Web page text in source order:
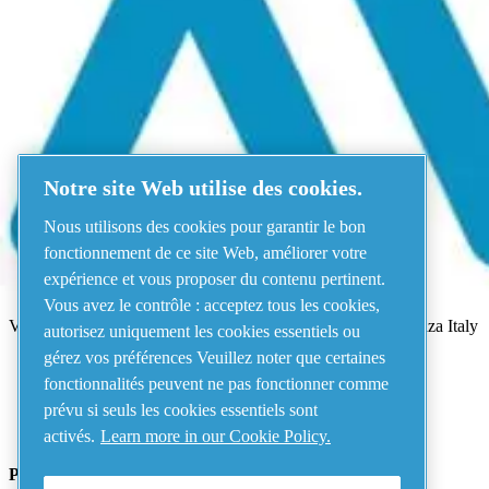
Menu
Une erreur s'est produite
Quelque chose s'est mal passé !Veuillez réessayez dans quelques
Voir tous les produits
Adresse
AIRnet - C.Aria.C
Via Selva Maiolo, 5/7 - 36075, Montecchio Maggiore, Vicenza Italy
Contact us
Piping Systems - click to see details
Notre site Web utilise des cookies.
Nous utilisons des cookies pour garantir le bon
fonctionnement de ce site Web, améliorer votre
expérience et vous proposer du contenu pertinent.
Vous avez le contrôle : acceptez tous les cookies,
autorisez uniquement les cookies essentiels ou
gérez vos préférences Veuillez noter que certaines
fonctionnalités peuvent ne pas fonctionner comme
prévu si seuls les cookies essentiels sont
activés. Learn more in our Cookie Policy.